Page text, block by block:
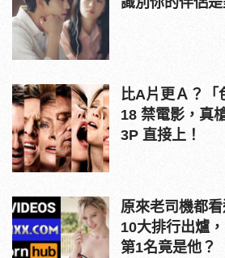
比A片更Ａ？「
18 禁電影，真
3P 直接上！
原來老司機都
10大排行出爐
第1名竟是他？